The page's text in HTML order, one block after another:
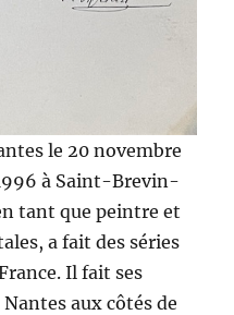
le 20 novembre
à Saint-Brevin-
tant que peintre et
a fait des séries
Il fait ses
aux côtés de